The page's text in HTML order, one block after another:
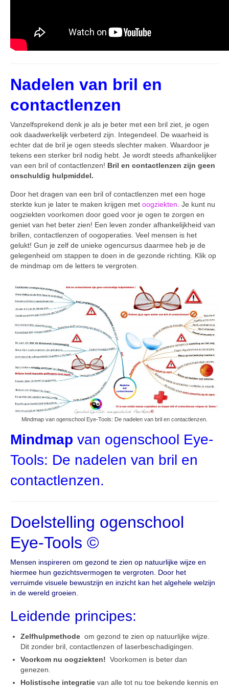
Nadelen van bril en
contactlenzen
Vanzelfsprekend denk je als je beter met een bril ziet, je ogen
ook daadwerkelijk verbeterd zijn. Integendeel. De waarheid is
echter dat de bril je ogen steeds slechter maken. Waardoor je
tekens een sterker bril nodig hebt. Je wordt steeds afhankelijker
van een bril of contactlenzen! Bril en contactlenzen zijn geen
onschuldig hulpmiddel.
Door het dragen van een bril of contactlenzen met een hoge
sterkte kun je later te maken krijgen met oogziekten. Je kunt nu
oogziekten voorkomen door goed voor je ogen te zorgen en
geniet van het beter zien! Een leven zonder afhankelijkheid van
brillen, contactlenzen of oogoperaties. Veel mensen is het
gelukt! Gun je zelf de unieke ogencursus daarmee heb je de
gelegenheid om stappen te doen in de gezonde richting. Klik op
de mindmap om de letters te vergroten.
Mindmap van ogenschool Eye-Tools: De nadelen van bril en contactlenzen.
Mindmap van ogenschool Eye-
Tools: De nadelen van bril en
contactlenzen.
Doelstelling ogenschool
Eye-Tools ©
Mensen inspireren om gezond te zien op natuurlijke wijze en
hiermee hun gezichtsvermogen te vergroten. Door het
verruimde visuele bewustzijn en inzicht kan het algehele welzijn
in de wereld groeien.
Leidende principes:
Zelfhulpmethode om gezond te zien op natuurlijke wijze.
Dit zonder bril, contactlenzen of laserbeschadigingen.
Voorkom nu oogziekten! Voorkomen is beter dan
genezen.
Holistische integratie van alle tot nu toe bekende kennis en